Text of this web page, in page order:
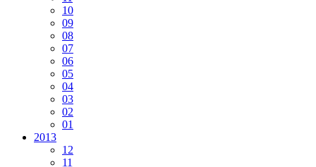
10
09
08
07
06
05
04
03
02
01
2013
12
11